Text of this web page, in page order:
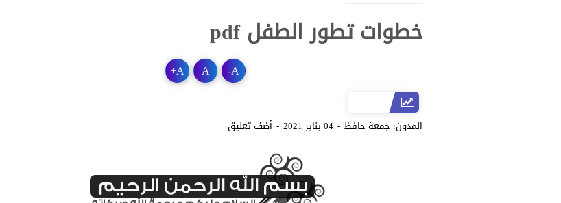
خطوات تطور الطفل pdf
A
-
A
A
+
المدون: جمعة حافظ 04 يناير 2021 أضف تعليق